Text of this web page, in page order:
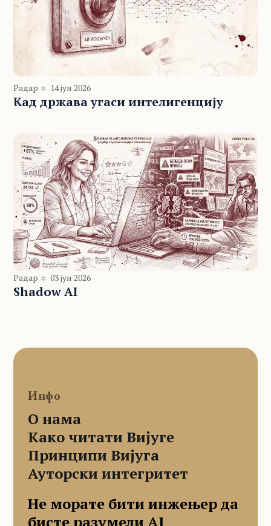
Радар 14 јун 2026
Кад држава угаси интелигенцију
Радар 03 јун 2026
Shadow AI
Инфо
О нама
Како читати Вијуге
Принципи Вијуга
Ауторски интегритет
Не морате бити инжењер да
бисте разумели AI